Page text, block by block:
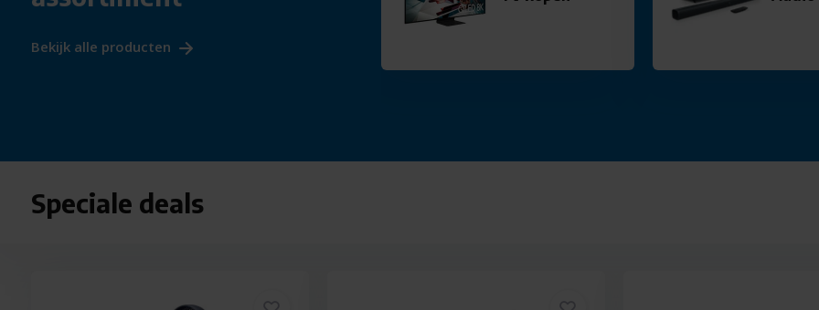
Bekijk alle producten
Speciale deals